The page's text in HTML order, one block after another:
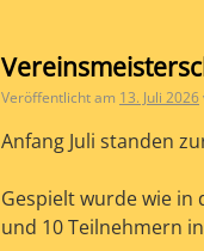
Veröffentlicht am 13. Juli 2026
Anfang Juli standen
Gespielt wurde wie in
und 10 Teilnehmern